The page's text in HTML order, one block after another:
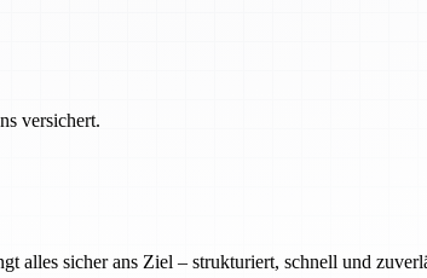
versichert.
alles sicher ans Ziel – strukturiert, schnell und